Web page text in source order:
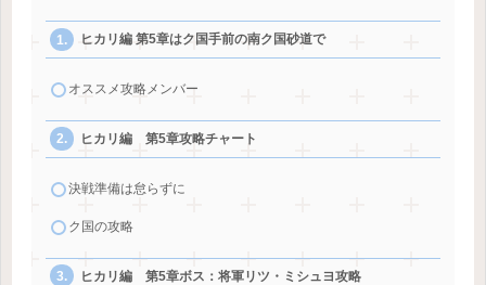
ヒカリ編 第5章はク国手前の南ク国砂道で
オススメ攻略メンバー
ヒカリ編 第5章攻略チャート
決戦準備は怠らずに
ク国の攻略
ヒカリ編 第5章ボス：将軍リツ・ミシュヨ攻略